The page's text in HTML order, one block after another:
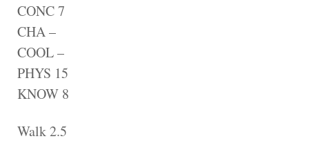
CONC 7
CHA –
COOL –
PHYS 15
KNOW 8
Walk 2.5